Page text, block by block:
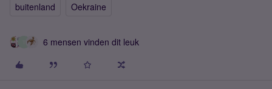
buitenland Oekraine
6 mensen vinden dit leuk